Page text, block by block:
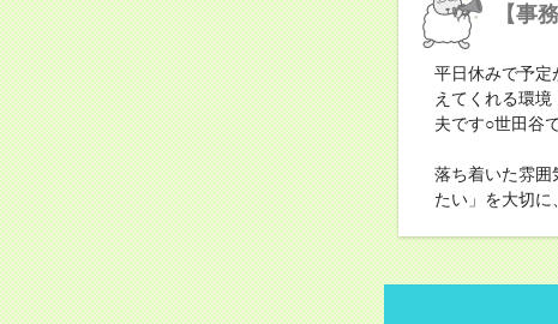
【事
平日休みで予定
えてくれる環
夫です○世田谷
落ち着いた雰囲
たい」を大切に